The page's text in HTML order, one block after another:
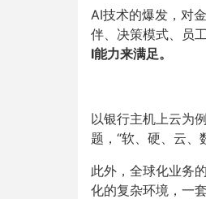
AI技术的爆发，对
伴、决策模式、员
I能力来满足。
以银行主机上云为
题，“软、硬、云、
此外，全球化业务
化的复杂环境，一